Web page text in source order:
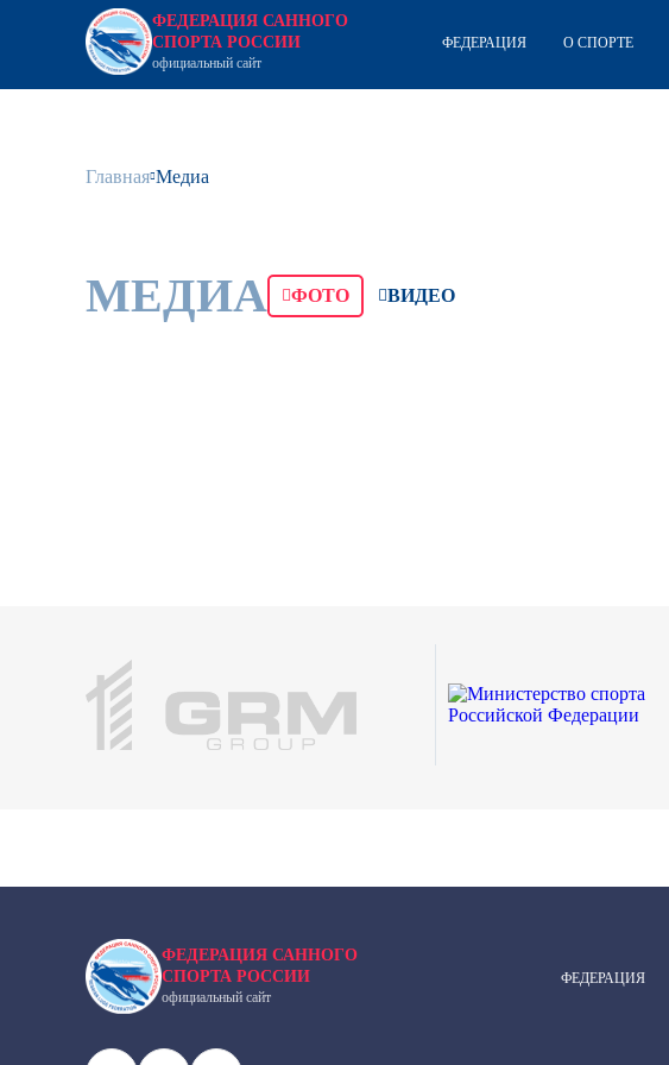
ФЕДЕРАЦИЯ САННОГО
СПОРТА РОССИИ
официальный сайт
ФЕДЕРАЦИЯ О СПОРТЕ
Главная Медиа
МЕДИА ФОТО ВИДЕО
ФЕДЕРАЦИЯ САННОГО
СПОРТА РОССИИ
официальный сайт
ФЕДЕРАЦИЯ